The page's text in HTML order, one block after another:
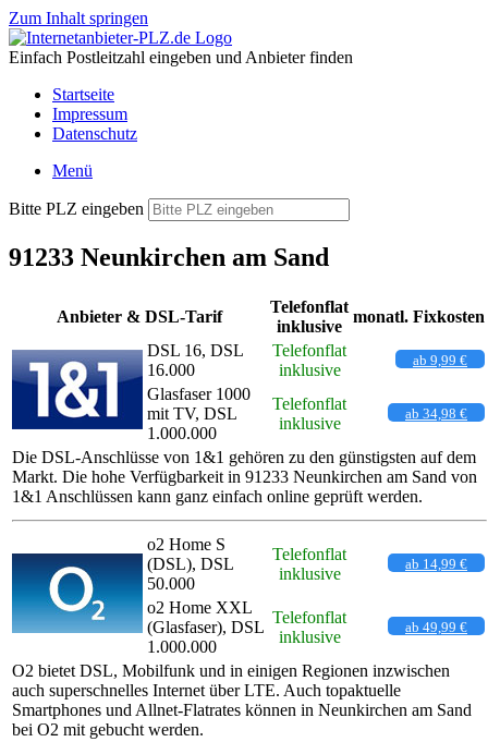
Zum Inhalt springen
Einfach Postleitzahl eingeben und Anbieter finden
Startseite
Impressum
Datenschutz
Menü
Bitte PLZ eingeben
91233 Neunkirchen am Sand
Anbieter & DSL-Tarif
Telefonflat
inklusive
monatl. Fixkosten
DSL 16, DSL
16.000
Telefonflat
inklusive
ab 9,99 €
Glasfaser 1000
mit TV, DSL
1.000.000
Telefonflat
inklusive
ab 34,98 €
Die DSL-Anschlüsse von 1&1 gehören zu den günstigsten auf dem
Markt. Die hohe Verfügbarkeit in 91233 Neunkirchen am Sand von
1&1 Anschlüssen kann ganz einfach online geprüft werden.
o2 Home S
(DSL), DSL
50.000
Telefonflat
inklusive
ab 14,99 €
o2 Home XXL
(Glasfaser), DSL
1.000.000
Telefonflat
inklusive
ab 49,99 €
O2 bietet DSL, Mobilfunk und in einigen Regionen inzwischen
auch superschnelles Internet über LTE. Auch topaktuelle
Smartphones und Allnet-Flatrates können in Neunkirchen am Sand
bei O2 mit gebucht werden.